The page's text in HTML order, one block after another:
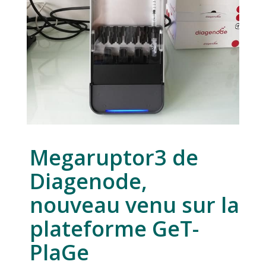
Megaruptor3 de
Diagenode,
nouveau venu sur la
plateforme GeT-
PlaGe